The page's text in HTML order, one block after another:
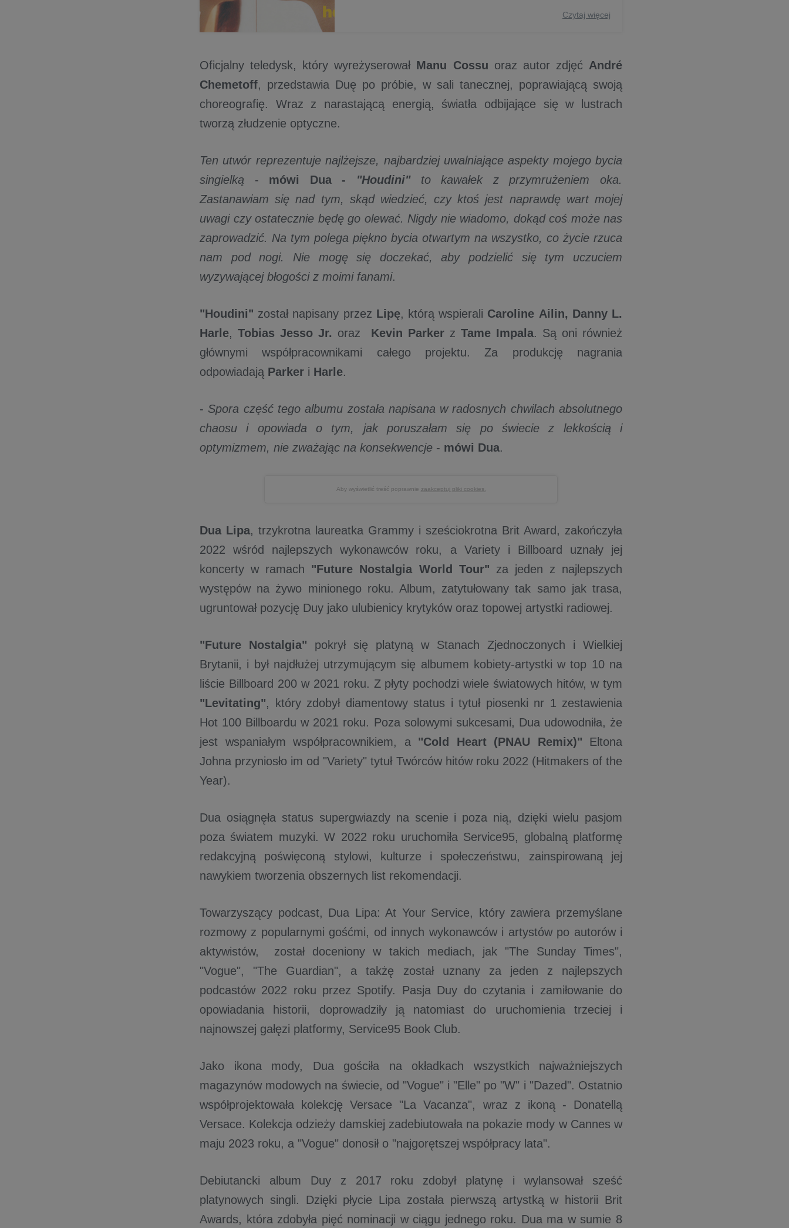
Czytaj więcej
Oficjalny teledysk, który wyreżyserował Manu Cossu oraz autor zdjęć André
Chemetoff, przedstawia Duę po próbie, w sali tanecznej, poprawiającą swoją
choreografię. Wraz z narastającą energią, światła odbijające się w lustrach
tworzą złudzenie optyczne.
Ten utwór reprezentuje najlżejsze, najbardziej uwalniające aspekty mojego bycia
singielką - mówi Dua - "Houdini"to kawałek z przymrużeniem oka.
Zastanawiam się nad tym, skąd wiedzieć, czy ktoś jest naprawdę wart mojej
uwagi czy ostatecznie będę go olewać. Nigdy nie wiadomo, dokąd coś może nas
zaprowadzić. Na tym polega piękno bycia otwartym na wszystko, co życie rzuca
nam pod nogi. Nie mogę się doczekać, aby podzielić się tym uczuciem
wyzywającej błogości z moimi fanami.
"Houdini" został napisany przez Lipę, którą wspierali Caroline Ailin, Danny L.
Harle, Tobias Jesso Jr. oraz Kevin Parker z Tame Impala. Są oni również
głównymi współpracownikami całego projektu. Za produkcję nagrania
odpowiadają Parker i Harle.
- Spora część tego albumu została napisana w radosnych chwilach absolutnego
chaosu i opowiada o tym, jak poruszałam się po świecie z lekkością i
optymizmem, nie zważając na konsekwencje - mówi Dua.
Aby wyświetlić treść poprawnie zaakceptuj pliki cookies.
Dua Lipa, trzykrotna laureatka Grammy i sześciokrotna Brit Award, zakończyła
2022 wśród najlepszych wykonawców roku, a Variety i Billboard uznały jej
koncerty w ramach "Future Nostalgia World Tour" za jeden z najlepszych
występów na żywo minionego roku. Album, zatytułowany tak samo jak trasa,
ugruntował pozycję Duy jako ulubienicy krytyków oraz topowej artystki radiowej.
"Future Nostalgia" pokrył się platyną w Stanach Zjednoczonych i Wielkiej
Brytanii, i był najdłużej utrzymującym się albumem kobiety-artystki w top 10 na
liście Billboard 200 w 2021 roku. Z płyty pochodzi wiele światowych hitów, w tym
"Levitating", który zdobył diamentowy status i tytuł piosenki nr 1 zestawienia
Hot 100 Billboardu w 2021 roku. Poza solowymi sukcesami, Dua udowodniła, że
jest wspaniałym współpracownikiem, a "Cold Heart (PNAU Remix)" Eltona
Johna przyniosło im od "Variety" tytuł Twórców hitów roku 2022 (Hitmakers of the
Year).
Dua osiągnęła status supergwiazdy na scenie i poza nią, dzięki wielu pasjom
poza światem muzyki. W 2022 roku uruchomiła Service95, globalną platformę
redakcyjną poświęconą stylowi, kulturze i społeczeństwu, zainspirowaną jej
nawykiem tworzenia obszernych list rekomendacji.
Towarzyszący podcast, Dua Lipa: At Your Service, który zawiera przemyślane
rozmowy z popularnymi gośćmi, od innych wykonawców i artystów po autorów i
aktywistów, został doceniony w takich mediach, jak "The Sunday Times",
"Vogue", "The Guardian", a takżę został uznany za jeden z najlepszych
podcastów 2022 roku przez Spotify. Pasja Duy do czytania i zamiłowanie do
opowiadania historii, doprowadziły ją natomiast do uruchomienia trzeciej i
najnowszej gałęzi platformy, Service95 Book Club.
Jako ikona mody, Dua gościła na okładkach wszystkich najważniejszych
magazynów modowych na świecie, od "Vogue" i "Elle" po "W" i "Dazed". Ostatnio
współprojektowała kolekcję Versace "La Vacanza", wraz z ikoną - Donatellą
Versace. Kolekcja odzieży damskiej zadebiutowała na pokazie mody w Cannes w
maju 2023 roku, a "Vogue" donosił o "najgorętszej współpracy lata".
Debiutancki album Duy z 2017 roku zdobył platynę i wylansował sześć
platynowych singli. Dzięki płycie Lipa została pierwszą artystką w historii Brit
Awards, która zdobyła pięć nominacji w ciągu jednego roku. Dua ma w sumie 8